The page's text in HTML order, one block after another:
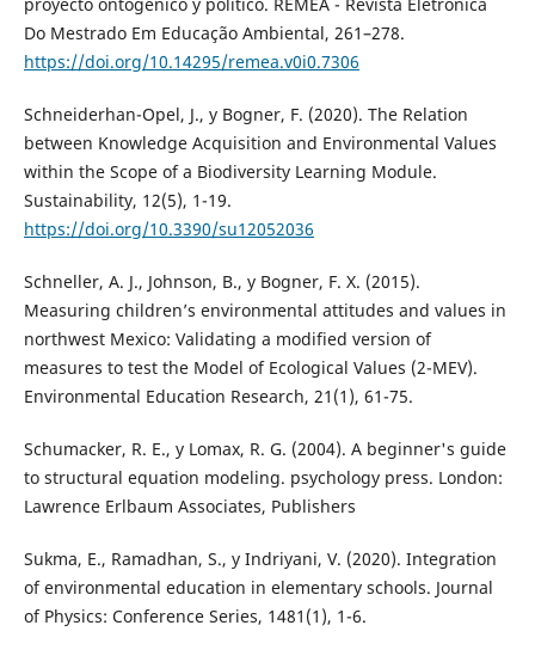
Do Mestrado Em Educação Ambiental, 261–278.
https://doi.org/10.14295/remea.v0i0.7306
Schneiderhan-Opel, J., y Bogner, F. (2020). The Relation
between Knowledge Acquisition and Environmental Values
within the Scope of a Biodiversity Learning Module.
Sustainability, 12(5), 1-19.
https://doi.org/10.3390/su12052036
Schneller, A. J., Johnson, B., y Bogner, F. X. (2015).
Measuring children’s environmental attitudes and values in
northwest Mexico: Validating a modified version of
measures to test the Model of Ecological Values (2-MEV).
Environmental Education Research, 21(1), 61-75.
Schumacker, R. E., y Lomax, R. G. (2004). A beginner's guide
to structural equation modeling. psychology press. London:
Lawrence Erlbaum Associates, Publishers
Sukma, E., Ramadhan, S., y Indriyani, V. (2020). Integration
of environmental education in elementary schools. Journal
of Physics: Conference Series, 1481(1), 1-6.